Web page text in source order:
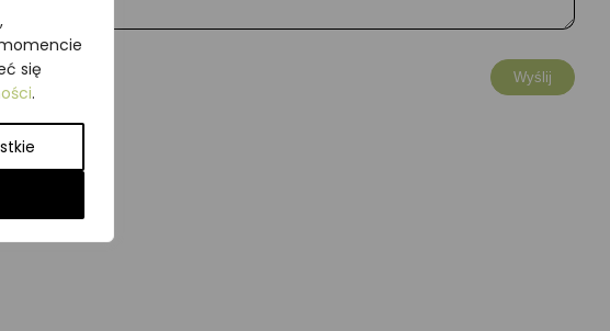
się
.
65,00zł
,Ptaki